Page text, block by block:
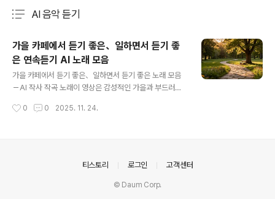
AI 음악 듣기
가을 카페에서 듣기 좋은、일하면서 듣기 좋
은 연속듣기 AI 노래 모음
가을 카페에서 듣기 좋은、일하면서 듣기 좋은 노래 모음
－AI 작사 작곡 노래이 영상은 감성적인 가을과 부드러운
다.잔잔한 피아노와 따스한 기타, 포근한 멜로디가 어우러
과 편안한 공기가 느껴지는 가을 감성의 트랙을 만나보실
사랑과 추억을 떠올리는 분위기까지풍부한 사운드와 멜로
0 0 2025. 11. 24.
티스토리 로그인 고객센터
© Daum Corp.